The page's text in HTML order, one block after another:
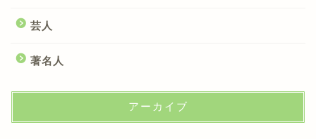
芸人
著名人
アーカイブ